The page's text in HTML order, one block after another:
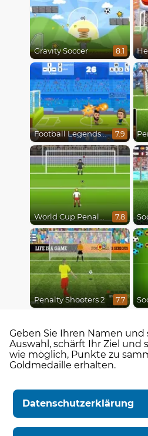
Gravity Soccer 8.1
Football Legends 2021 7.9
World Cup Penalty 2018 7.8
Penalty Shooters 2 7.7
Geben Sie Ihren Namen und
Auswahl, schärft Ihr Ziel und
wie möglich, Punkte zu
Goldmedaille erhalten.
Datenschutzerklärung